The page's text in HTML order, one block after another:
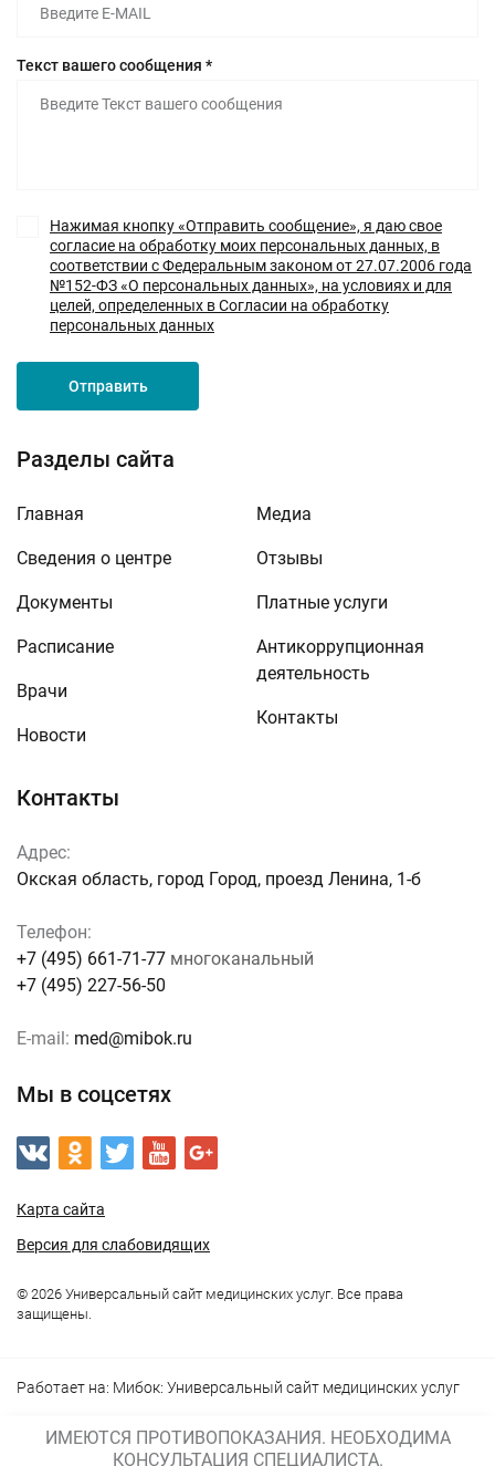
Контакты
Адрес:
Окская область, город Город, проезд Ленина, 1-б
Телефон:
+7 (495) 661-71-77 многоканальный
+7 (495) 227-56-50
E-mail: med@mibok.ru
Мы в соцсетях
Карта сайта
Версия для слабовидящих
© 2026 Универсальный сайт медицинских услуг. Все права
защищены.
Разделы сайта
Главная
Сведения о центре
Документы
Расписание
Врачи
Новости
Медиа
Отзывы
Платные услуги
Антикоррупционная
деятельность
Контакты
Текст вашего сообщения *
Нажимая кнопку «Отправить сообщение», я даю свое
согласие на обработку моих персональных данных, в
соответствии с Федеральным законом от 27.07.2006 года
№152-ФЗ «О персональных данных», на условиях и для
целей, определенных в Согласии на обработку
персональных данных
Отправить
Работает на: Мибок: Универсальный сайт медицинских услуг
ИМЕЮТСЯ ПРОТИВОПОКАЗАНИЯ. НЕОБХОДИМА
КОНСУЛЬТАЦИЯ СПЕЦИАЛИСТА.